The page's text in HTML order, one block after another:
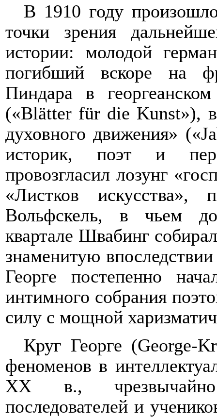
В 1910 году
точки зрения
истории: молодой
погибший вскоре на
Пиндара в
(«Blätter für die Kunst»),
духовного движения» («
историк, поэт и
провозгласил лозунг
«Листков искусства»,
Вольфскель, в чьем
квартале Швабинг
знаменитую
Георге постепенно
интимного собрания
силу с мощной
Круг Георге (George-
феноменов в
XX
в.,
последователей и